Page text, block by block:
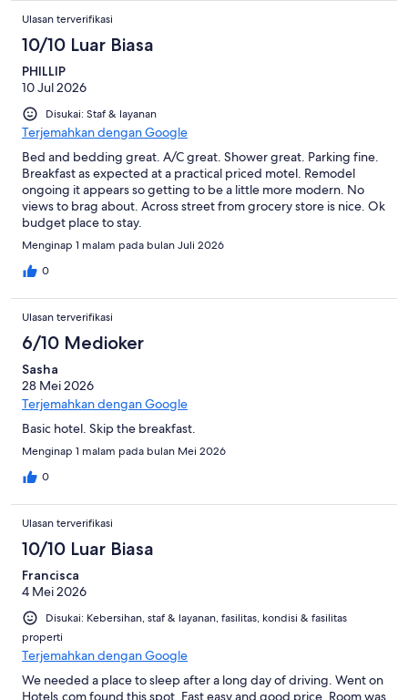
Ulasan terverifikasi
10/10 Luar Biasa
PHILLIP
10 Jul 2026
Disukai: Staf & layanan
Terjemahkan dengan Google
Bed and bedding great. A/C great. Shower great. Parking fine.
Breakfast as expected at a practical priced motel. Remodel
ongoing it appears so getting to be a little more modern. No
views to brag about. Across street from grocery store is nice. Ok
budget place to stay.
Menginap 1 malam pada bulan Juli 2026
0
Ulasan terverifikasi
6/10 Medioker
Sasha
28 Mei 2026
Terjemahkan dengan Google
Basic hotel. Skip the breakfast.
Menginap 1 malam pada bulan Mei 2026
0
Ulasan terverifikasi
10/10 Luar Biasa
Francisca
4 Mei 2026
Disukai: Kebersihan, staf & layanan, fasilitas, kondisi & fasilitas
properti
Terjemahkan dengan Google
We needed a place to sleep after a long day of driving. Went on
Hotels.com found this spot. Fast easy and good price. Room was